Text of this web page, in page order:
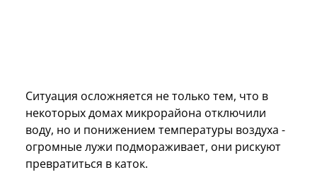
Ситуация осложняется не только тем, что в
некоторых домах микрорайона отключили
воду, но и понижением температуры воздуха -
огромные лужи подмораживает, они рискуют
превратиться в каток.